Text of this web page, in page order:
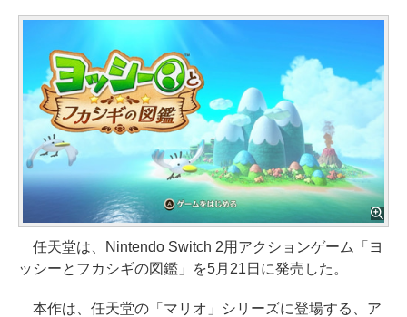
任天堂は、Nintendo Switch 2用アクションゲーム「ヨ
ッシーとフカシギの図鑑」を5月21日に発売した。
本作は、任天堂の「マリオ」シリーズに登場する、ア